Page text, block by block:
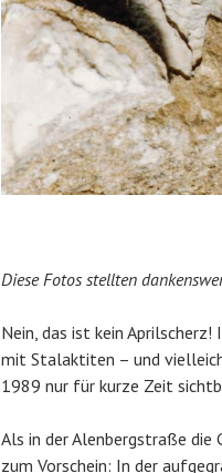
Diese Fotos stellten
Nein, das ist kein
mit Stalaktiten – und
1989 nur für kurze Zeit
Als in der Alenbergstraße
zum Vorschein: In der